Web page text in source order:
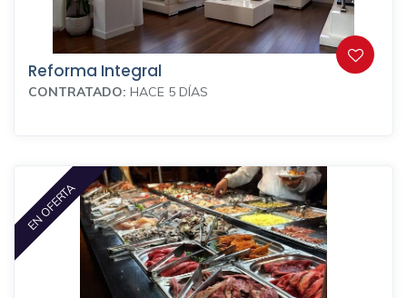
Reforma Integral
CONTRATADO: HACE 5 DÍAS
EN OFERTA